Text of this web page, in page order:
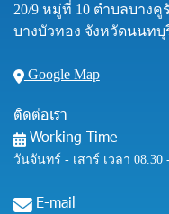
20/9 หมู่ที่ 10 ตำบลบางคู
บางบัวทอง จังหวัดนนทบุ
Google Map
ติดต่อเรา
Working Time
วันจันทร์ - เสาร์ เวลา 08.30
E-mail